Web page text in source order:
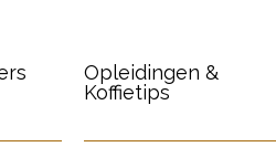
Opleidingen &
Koffietips